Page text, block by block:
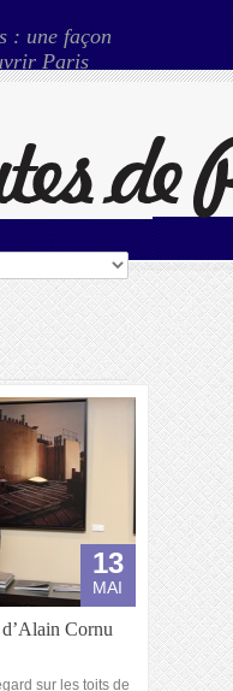
: une façon
Paris
13
MAI
Cornu
sur les toits de